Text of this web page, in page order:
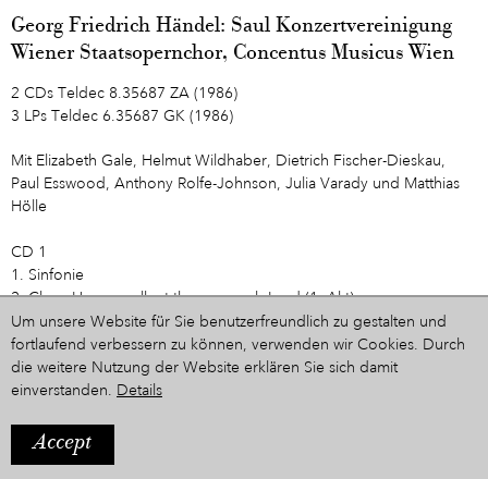
Georg Friedrich Händel: Saul Konzertvereinigung
Wiener Staatsopernchor, Concentus Musicus Wien
2 CDs Teldec 8.35687 ZA (1986)
3 LPs Teldec 6.35687 GK (1986)
Mit Elizabeth Gale, Helmut Wildhaber, Dietrich Fischer-Dieskau,
Paul Esswood, Anthony Rolfe-Johnson, Julia Varady und Matthias
Hölle
CD 1
1. Sinfonie
2. Chor: How excellent thy name, oh Lord (1. Akt)
3. An infant raised by thy command (Arie)
4. Terzett: Along the monster atheist strode
5. Chor: The youth inspir’d by Thee, Oh Lord – How excellent thy
name, oh Lord
7. Rezitativ & Arie: Behold, oh King, the brave, victorious youth –
Oh King, your favours with delight
Um unsere Website für Sie benutzerfreundlich zu gestalten und
fortlaufend verbessern zu können, verwenden wir Cookies. Durch
die weitere Nutzung der Website erklären Sie sich damit
einverstanden. Details
Accept